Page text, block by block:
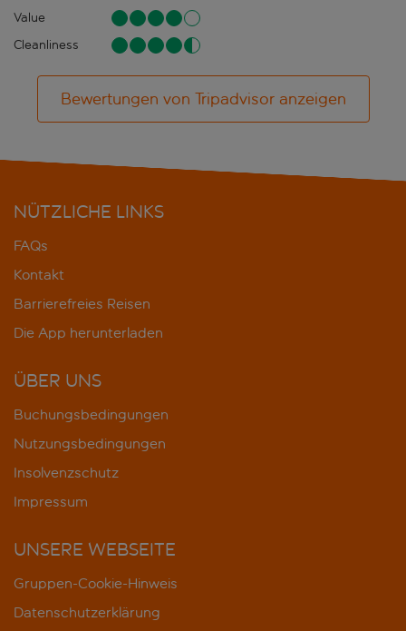
Value
Cleanliness
Bewertungen von Tripadvisor anzeigen
NÜTZLICHE LINKS
FAQs
Kontakt
Barrierefreies Reisen
Die App herunterladen
ÜBER UNS
Buchungsbedingungen
Nutzungsbedingungen
Insolvenzschutz
Impressum
UNSERE WEBSEITE
Gruppen-Cookie-Hinweis
Datenschutzerklärung